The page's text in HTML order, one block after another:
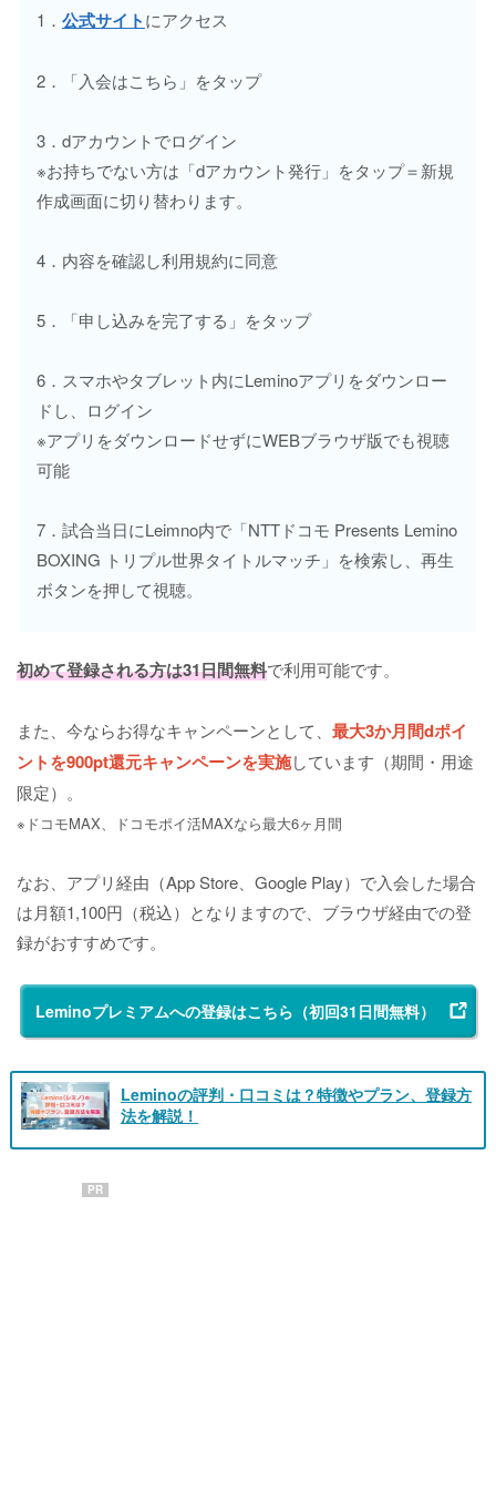
1． 公式サイトにアクセス
2．「入会はこちら」をタップ
3．dアカウントでログイン
※お持ちでない方は「dアカウント発行」をタップ＝新規
作成画面に切り替わります。
4．内容を確認し利用規約に同意
5．「申し込みを完了する」をタップ
6．スマホやタブレット内にLeminoアプリをダウンロー
ドし、ログイン
※アプリをダウンロードせずにWEBブラウザ版でも視聴
可能
7．試合当日にLeimno内で「NTTドコモ Presents Lemino
BOXING トリプル世界タイトルマッチ」を検索し、再生
ボタンを押して視聴。
初めて登録される方は31日間無料で利用可能です。
また、今ならお得なキャンペーンとして、 最大3か月間dポイ
ントを900pt還元キャンペーンを実施しています（期間・用途
限定）。
※ドコモMAX、ドコモポイ活MAXなら最大6ヶ月間
なお、アプリ経由（App Store、Google Play）で入会した場合
は月額1,100円（税込）となりますので、ブラウザ経由での登
録がおすすめです。
Leminoプレミアムへの登録はこちら（初回31日間無料）
Leminoの評判・口コミは？特徴やプラン、登録方
法を解説！
PR